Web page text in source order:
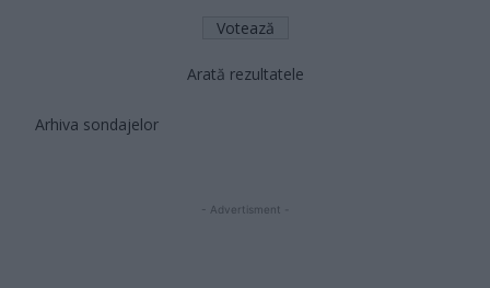
Arată rezultatele
Arhiva sondajelor
- Advertisment -